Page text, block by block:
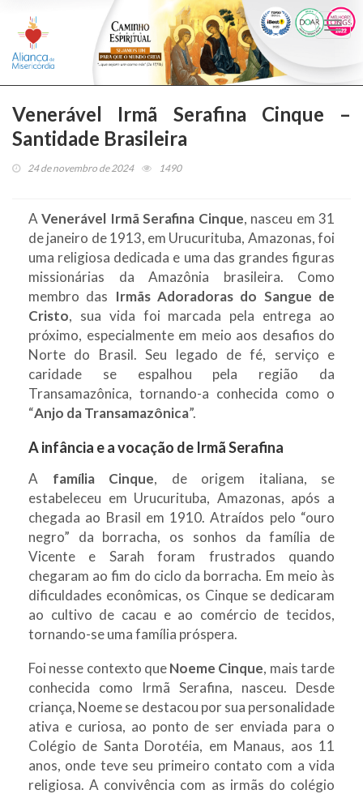
Venerável Irmã Serafina Cinque –
Santidade Brasileira
24 de novembro de 2024 1490
AVenerável Irmã Serafina Cinque, nasceu em 31
de janeiro de 1913, em Urucurituba, Amazonas, foi
uma religiosa dedicada e uma das grandes figuras
missionárias da Amazônia brasileira. Como
membro das Irmãs Adoradoras do Sangue de
Cristo, sua vida foi marcada pela entrega ao
próximo, especialmente em meio aos desafios do
Norte do Brasil. Seu legado de fé, serviço e
caridade se espalhou pela região da
Transamazônica, tornando-a conhecida como o
“Anjo da Transamazônica”.
A infância e a vocação de Irmã Serafina
A família Cinque, de origem italiana, se
estabeleceu em Urucurituba, Amazonas, após a
chegada ao Brasil em 1910. Atraídos pelo “ouro
negro” da borracha, os sonhos da família de
Vicente e Sarah foram frustrados quando
chegaram ao fim do ciclo da borracha. Em meio às
dificuldades econômicas, os Cinque se dedicaram
ao cultivo de cacau e ao comércio de tecidos,
tornando-se uma família próspera.
Foi nesse contexto queNoeme Cinque, mais tarde
conhecida como Irmã Serafina, nasceu. Desde
criança, Noeme se destacou por sua personalidade
ativa e curiosa, ao ponto de ser enviada para o
Colégio de Santa Dorotéia, em Manaus, aos 11
anos, onde teve seu primeiro contato com a vida
religiosa. A convivência com as irmãs do colégio